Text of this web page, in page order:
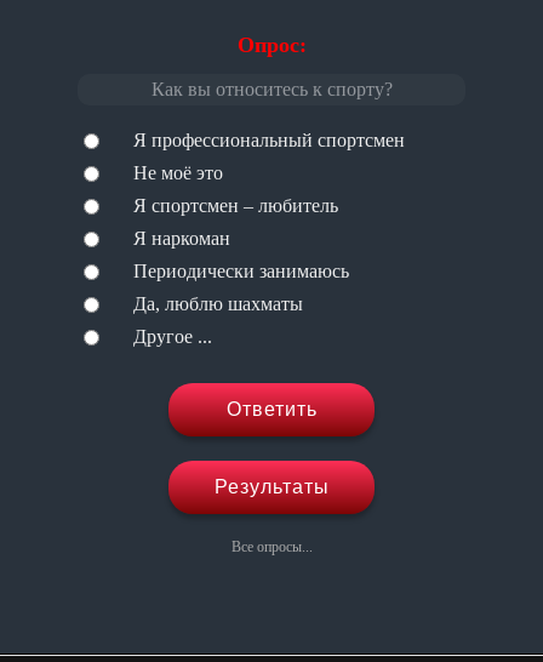
Опрос:
Как вы относитесь к спорту?
Я профессиональный спортсмен
Не моё это
Я спортсмен – любитель
Я наркоман
Периодически занимаюсь
Да, люблю шахматы
Другое ...
Ответить
Результаты
Все опросы...